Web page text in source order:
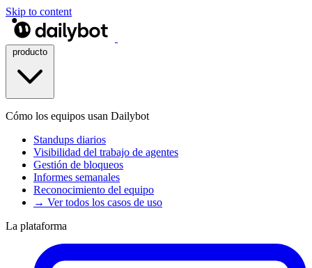
Skip to content
Cómo los equipos usan Dailybot
Standups diarios
Visibilidad del trabajo de agentes
Gestión de bloqueos
Informes semanales
Reconocimiento del equipo
→ Ver todos los casos de uso
La plataforma